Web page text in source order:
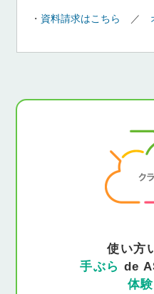
・ 資料請求はこちら ／
使い方
手ぶら de
体